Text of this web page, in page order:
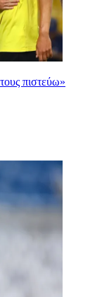
πιστεύω»